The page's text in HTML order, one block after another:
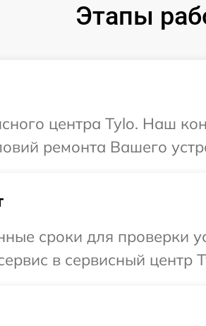
Этапы
центра Tylo. Наш
ремонта Вашего
сроки для проверки
в сервисный центр